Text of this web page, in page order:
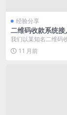
经验分享
二维码收款系统接
API配置详解及常
我们以某知名二维码
例，详细说明其接入
配置流程，并针对开...
11 月前